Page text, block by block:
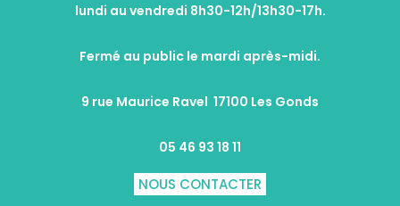
lundi au vendredi 8h30-12h/13h30-17h.
Fermé au public le mardi après-midi.
9 rue Maurice Ravel 17100 Les Gonds
05 46 93 18 11
NOUS CONTACTER